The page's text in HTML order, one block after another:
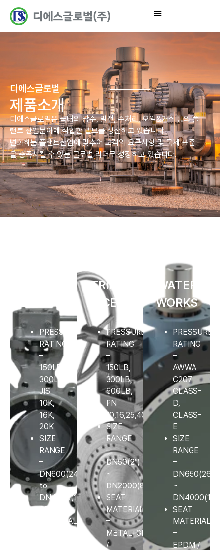
디에스글로벌
제품소개
디에스글로벌은 국내외 담수, 발전, 수처리, 오일&가스 등의 플
랜트 산업분야에 적합한 밸브를 생산하고 있습니다.
변화하는 플랜트산업에 맞추어 고객의 요구사항 및 국제 표준
을 충족시킬 수 있는 글로벌 리더로 성장하고 있습니다.
ECCENTRIC
PRESSURE
RATING
–
150LB,
300LB,
JIS
10K,
16K,
20K
SIZE
RANGE
–
DN600(24″)
to
DN4000(160″)
SEAT
MATERIAL
TRIPLE
ECCENTRIC
PRESSURE
RATING
–
150LB,
300LB,
600LB,
PN
10,16,25,40,64
SIZE
RANGE
–
DN50(2″)
~
DN2000(80″)
SEAT
MATERIAL
–
METAL+GRAPHITE
/
WATER
WORKS
PRESSURE
RATING
–
AWWA
C207
CLASS-
D,
CLASS-
E
SIZE
RANGE
–
DN650(26″)
~
SEAT
MATERIAL
–
EPDM /